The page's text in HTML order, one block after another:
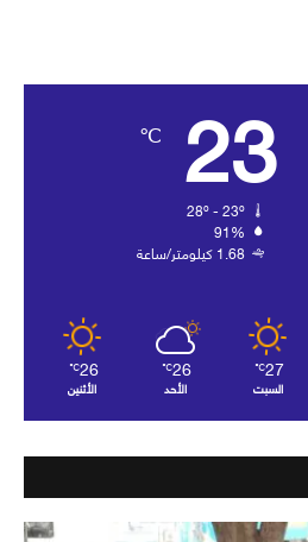
23
℃
91%
1.68 كيلومتر/ساعة
27
℃
السبت
26
℃
الأحد
26
℃
الأثنين